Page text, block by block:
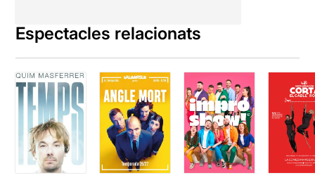
Espectacles relacionats